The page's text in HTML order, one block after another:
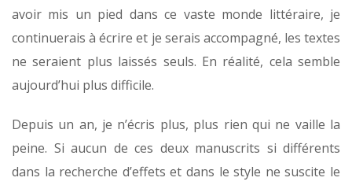
avoir mis un pied dans ce vaste monde littéraire, je
continuerais à écrire et je serais accompagné, les textes
ne seraient plus laissés seuls. En réalité, cela semble
aujourd’hui plus difficile.
Depuis un an, je n’écris plus, plus rien qui ne vaille la
peine. Si aucun de ces deux manuscrits si différents
dans la recherche d’effets et dans le style ne suscite le